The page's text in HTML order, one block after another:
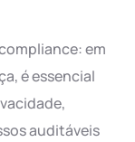
em
é essencial
auditáveis